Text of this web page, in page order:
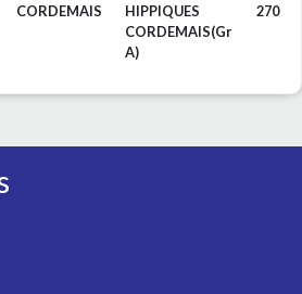
CORDEMAIS
HIPPIQUES
CORDEMAIS(Gr
A)
270